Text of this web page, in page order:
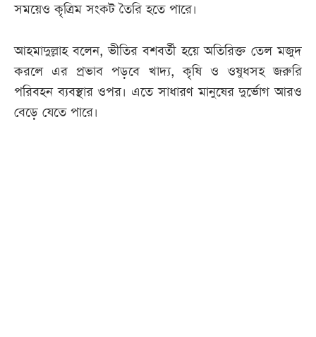
সময়েও কৃত্রিম সংকট তৈরি হতে পারে।
আহমাদুল্লাহ বলেন, ভীতির বশবর্তী হয়ে অতিরিক্ত তেল মজুদ
করলে এর প্রভাব পড়বে খাদ্য, কৃষি ও ওষুধসহ জরুরি
পরিবহন ব্যবস্থার ওপর। এতে সাধারণ মানুষের দুর্ভোগ আরও
বেড়ে যেতে পারে।